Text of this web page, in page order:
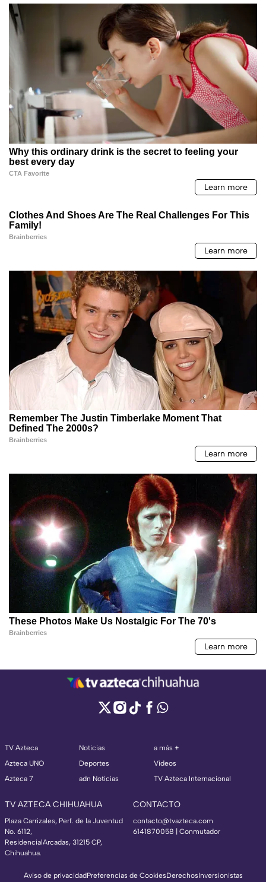
TV Azteca
Azteca UNO
Azteca 7
Noticias
Deportes
adn Noticias
a más +
Videos
TV Azteca Internacional
TV AZTECA CHIHUAHUA
Plaza Carrizales, Perf. de la Juventud
No. 6112,
ResidencialArcadas, 31215 CP,
Chihuahua.
CONTACTO
contacto@tvazteca.com
6141870058 | Conmutador
Aviso de privacidadPreferencias de CookiesDerechosInversionistas